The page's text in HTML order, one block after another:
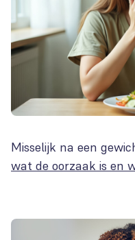
Misselijk na een
wat de oorzaak is en